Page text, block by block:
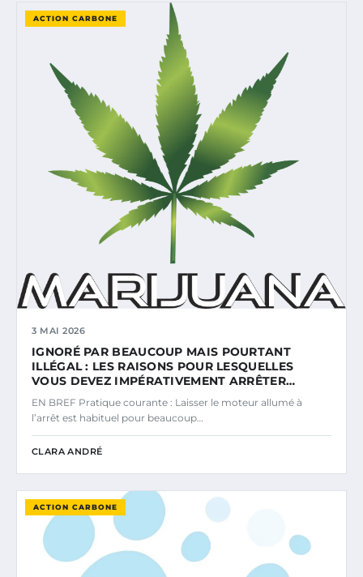
ACTION CARBONE
3 MAI 2026
IGNORÉ PAR BEAUCOUP MAIS POURTANT
ILLÉGAL : LES RAISONS POUR LESQUELLES
VOUS DEVEZ IMPÉRATIVEMENT ARRÊTER…
EN BREF Pratique courante : Laisser le moteur allumé à
l’arrêt est habituel pour beaucoup…
CLARA ANDRÉ
ACTION CARBONE